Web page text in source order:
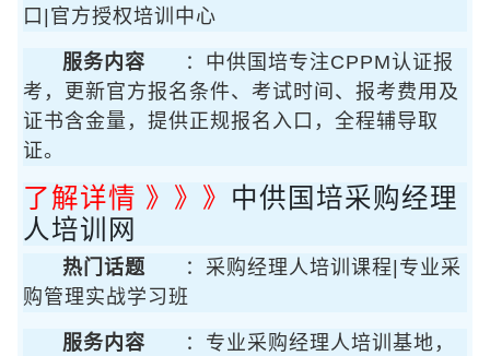
口|官方授权培训中心
服务内容
：中供国培专注CPPM认证报
考，更新官方报名条件、考试时间、报考费用及
证书含金量，提供正规报名入口，全程辅导取
证。
了解详情 》》》 中供国培采购经理
人培训网
热门话题
：采购经理人培训课程|专业采
购管理实战学习班
服务内容
：专业采购经理人培训基地，